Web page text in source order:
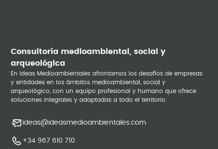
Consultoría medioambiental, social y
arqueológica
En Ideas Medioambientales afrontamos los desafíos de empresas
y entidades en los ámbitos medioambiental, social y
arqueológico, con un equipo profesional y humano que ofrece
soluciones integrales y adaptadas a todo el territorio.
ideas@ideasmedioambientales.com
+34 967 610 710